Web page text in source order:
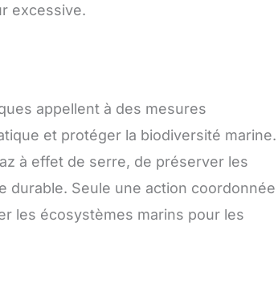
excessive.
appellent à des mesures
et protéger la biodiversité marine.
à effet de serre, de préserver les
durable. Seule une action coordonnée
les écosystèmes marins pour les